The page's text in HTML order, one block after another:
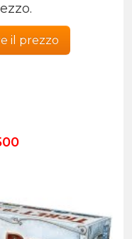
il prezzo